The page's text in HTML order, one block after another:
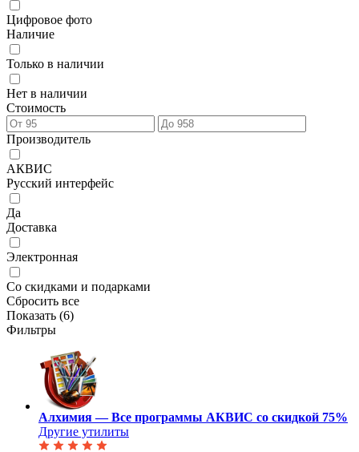
Цифровое фото
Наличие
Только в наличии
Нет в наличии
Стоимость
Производитель
АКВИС
Русский интерфейс
Да
Доставка
Электронная
Со скидками и подарками
Сбросить все
Показать (6)
Фильтры
Алхимия — Все программы АКВИС со скидкой 75%
Другие утилиты